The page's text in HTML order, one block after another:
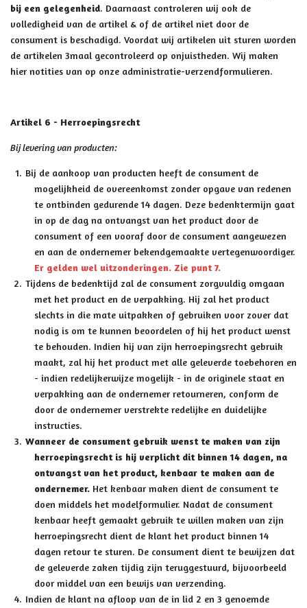
bij een gelegenheid. Daarnaast controleren wij ook de
volledigheid van de artikel & of de artikel niet door de
consument is beschadigd. Voordat wij artikelen uit sturen worden
de artikelen 3maal gecontroleerd op onjuistheden. Wij maken
hier notities van op onze administratie-verzendformulieren.
Artikel 6 - Herroepingsrecht
Bij levering van producten:
Bij de aankoop van producten heeft de consument de
mogelijkheid de overeenkomst zonder opgave van redenen
te ontbinden gedurende 14 dagen. Deze bedenktermijn gaat
in op de dag na ontvangst van het product door de
consument of een vooraf door de consument aangewezen
en aan de ondernemer bekendgemaakte vertegenwoordiger.
Er gelden wel uitzonderingen. Zie punt 7.
Tijdens de bedenktijd zal de consument zorgvuldig omgaan
met het product en de verpakking. Hij zal het product
slechts in die mate uitpakken of gebruiken voor zover dat
nodig is om te kunnen beoordelen of hij het product wenst
te behouden. Indien hij van zijn herroepingsrecht gebruik
maakt, zal hij het product met alle geleverde toebehoren en
- indien redelijkerwijze mogelijk - in de originele staat en
verpakking aan de ondernemer retourneren, conform de
door de ondernemer verstrekte redelijke en duidelijke
instructies.
Wanneer de consument gebruik wenst te maken van zijn
herroepingsrecht is hij verplicht dit binnen 14 dagen, na
ontvangst van het product, kenbaar te maken aan de
ondernemer. Het kenbaar maken dient de consument te
doen middels het modelformulier. Nadat de consument
kenbaar heeft gemaakt gebruik te willen maken van zijn
herroepingsrecht dient de klant het product binnen 14
dagen retour te sturen. De consument dient te bewijzen dat
de geleverde zaken tijdig zijn teruggestuurd, bijvoorbeeld
door middel van een bewijs van verzending.
Indien de klant na afloop van de in lid 2 en 3 genoemde